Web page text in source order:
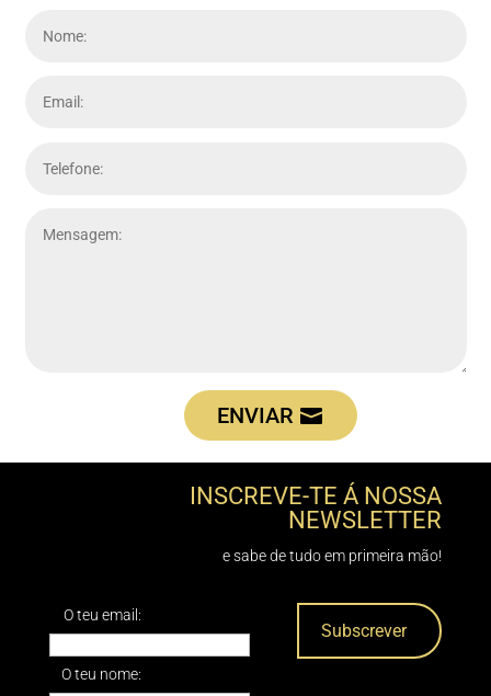
ENVIAR
INSCREVE-TE Á NOSSA
NEWSLETTER
e sabe de tudo em primeira mão!
O teu email:
O teu nome: